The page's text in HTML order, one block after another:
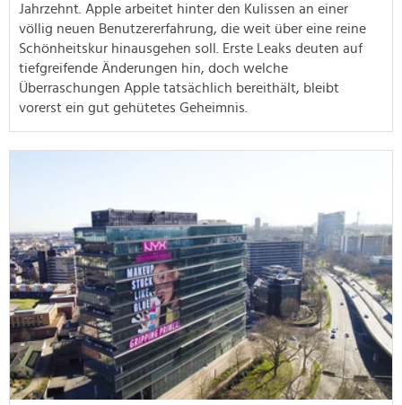
Jahrzehnt. Apple arbeitet hinter den Kulissen an einer
völlig neuen Benutzererfahrung, die weit über eine reine
Schönheitskur hinausgehen soll. Erste Leaks deuten auf
tiefgreifende Änderungen hin, doch welche
Überraschungen Apple tatsächlich bereithält, bleibt
vorerst ein gut gehütetes Geheimnis.